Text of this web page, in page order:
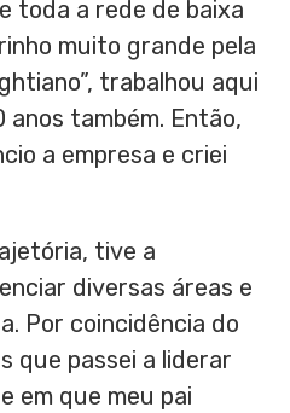
toda a rede de baixa
muito grande pela
trabalhou aqui
também. Então,
a empresa e criei
tive a
diversas áreas e
Por coincidência do
que passei a liderar
em que meu pai